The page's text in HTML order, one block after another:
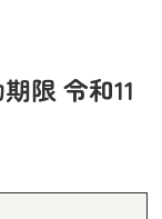
限 令和11